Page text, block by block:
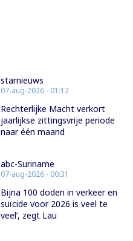
starnieuws
07-aug-2026 - 01:12
Rechterlijke Macht verkort
jaarlijkse zittingsvrije periode
naar één maand
abc-Suriname
07-aug-2026 - 00:31
Bijna 100 doden in verkeer en
suïcide voor 2026 is veel te
veel’, zegt Lau